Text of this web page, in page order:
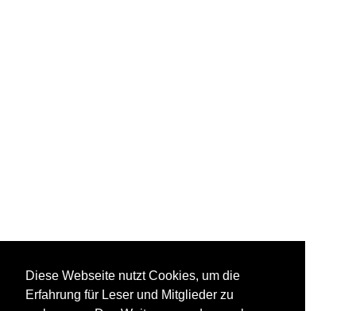
Diese Webseite nutzt Cookies, um die
Erfahrung für Leser und Mitglieder zu